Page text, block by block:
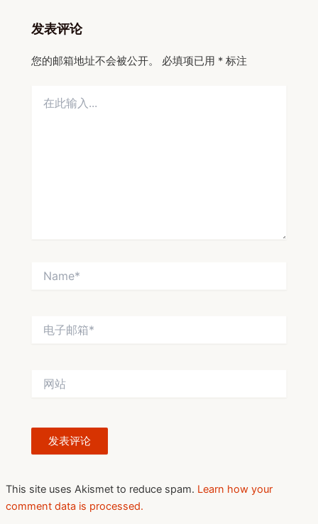
发表评论
您的邮箱地址不会被公开。 必填项已用 * 标注
This site uses Akismet to reduce spam. Learn how your
comment data is processed.